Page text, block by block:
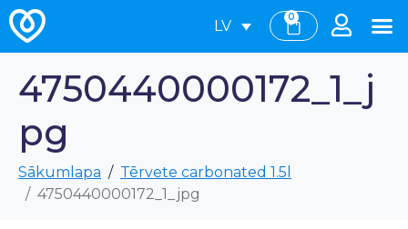
LV
0
4750440000172_1_j
pg
Sākumlapa
Tērvete carbonated 1.5l
4750440000172_1_jpg